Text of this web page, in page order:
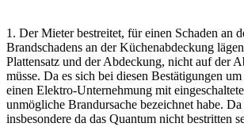
1. Der Mieter bestreitet, für einen Schaden an
Brandschadens an der Küchenabdeckung
Plattensatz und der Abdeckung, nicht auf der
müsse. Da es sich bei diesen Bestätigungen
einen Elektro-Unternehmung mit
unmögliche Brandursache bezeichnet habe.
insbesondere da das Quantum nicht bestritten